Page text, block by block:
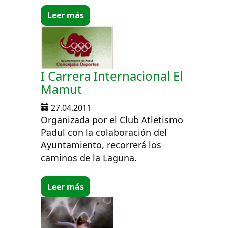
Leer más
I Carrera Internacional El
Mamut
27.04.2011
Organizada por el Club Atletismo
Padul con la colaboración del
Ayuntamiento, recorrerá los
caminos de la Laguna.
Leer más